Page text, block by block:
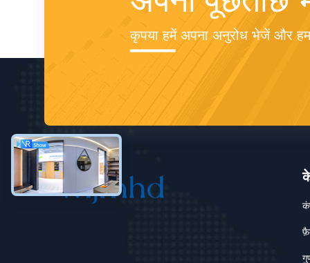
कृपया हमें अपना अनुरोध भेजें और